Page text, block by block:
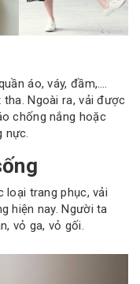
áo, váy, đầm,….
Ngoài ra, vải được
chống nắng hoặc
nực.
loại trang phục, vải
hiện nay. Người ta
vỏ ga, vỏ gối.